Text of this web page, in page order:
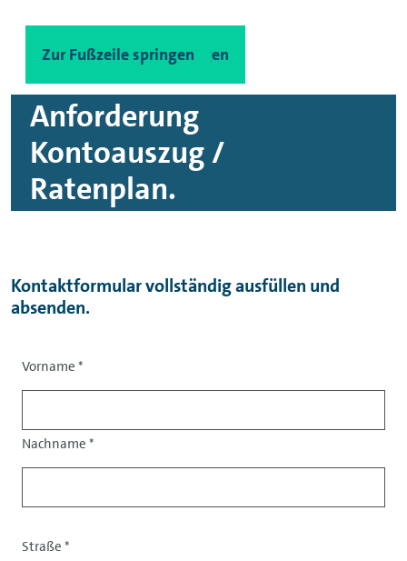
Zum Hauptinhalt springen
Zur Fußzeile springen
Anforderung
Kontoauszug /
Ratenplan.
Kontaktformular vollständig ausfüllen und
absenden.
Anrede
Vorname *
Nachname *
Adresse
Straße *